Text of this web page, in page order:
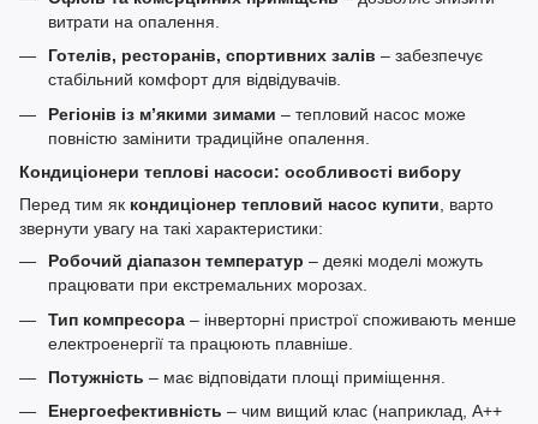
витрати на опалення.
Готелів, ресторанів, спортивних залів – забезпечує
стабільний комфорт для відвідувачів.
Регіонів із м’якими зимами – тепловий насос може
повністю замінити традиційне опалення.
Кондиціонери теплові насоси: особливості вибору
Перед тим як кондиціонер тепловий насос купити , варто
звернути увагу на такі характеристики:
Робочий діапазон температур – деякі моделі можуть
працювати при екстремальних морозах.
Тип компресора – інверторні пристрої споживають менше
електроенергії та працюють плавніше.
Потужність – має відповідати площі приміщення.
Енергоефективність – чим вищий клас (наприклад, A++